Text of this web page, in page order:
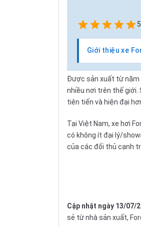
Giới thiệu xe
Được sản xuất từ năm
nhiều nơi trên thế giới.
tiên tiến và hiện đại
Tại Việt Nam, xe hơi
có không ít đại lý/
của các đối thủ cạnh
Cập nhật ngày 13/07/
sẻ từ nhà sản xuất,